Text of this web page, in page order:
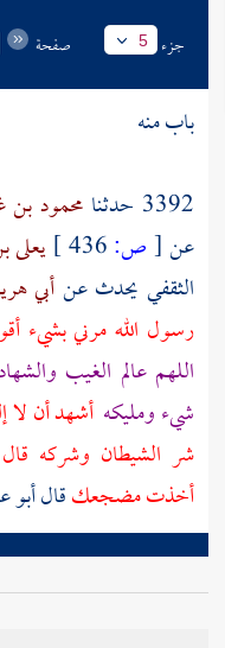
جزء 5 صفحة
باب منه
3392 حدثنا
محمود بن
عن[ص: يعلى
الثقفي يحدث عنأبي
رسول الله مرني بشيء
اللهم عالم الغيب
شيء ومليكه أشهد أن
شر الشيطان وشركه
أخذت مضجعكقال